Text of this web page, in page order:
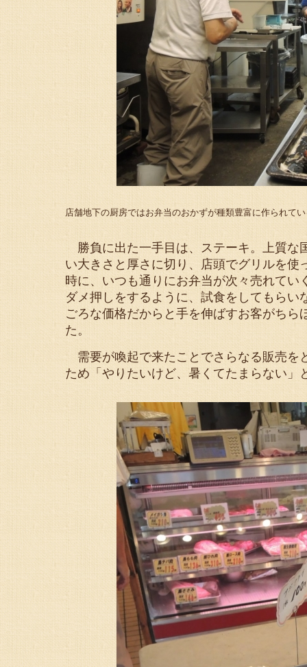
店舗地下の厨房ではお弁当のおかずが種類豊富に作られて
勝負に出た一手目は、ステーキ。上質な
い大きさと厚さに切り、店頭でグリルを
時に、いつも通りにお弁当が次々売れて
ダメ押しをするように、試食をしてもら
ごろな価格だからと手を伸ばすお客がち
た。
需要が喚起で来たことでさらなる販売を
ため「やりたいけど、暑くてたまらない」